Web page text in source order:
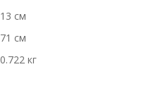
13 см
71 см
0.722 кг